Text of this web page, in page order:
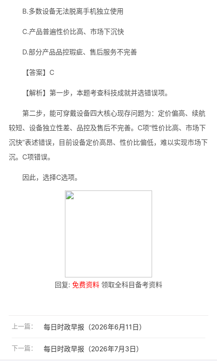
B.多数设备无法脱离手机独立使用
C.产品普遍性价比高、市场下沉快
D.部分产品品控瑕疵、售后服务不完善
【答案】C
【解析】第一步，本题考查科技成就并选错误项。
第二步，能可穿戴设备四大核心现存问题为：定价偏高、续航
较短、设备独立性差、品控及售后不完善。C项“性价比高、市场下
沉快”表述错误，目前设备定价高昂、性价比偏低，难以实现市场下
沉。C项错误。
因此，选择C选项。
回复: 免费资料 领取全科目备考资料
上一篇： 每日时政早报（2026年6月11日）
下一篇： 每日时政早报（2026年7月3日）